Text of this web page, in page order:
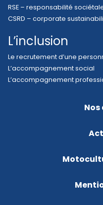
RSE – responsabilité
CSRD – corporate
L’inclusion
Le recrutement d’une
L’accompagnement social
L’accompagnement